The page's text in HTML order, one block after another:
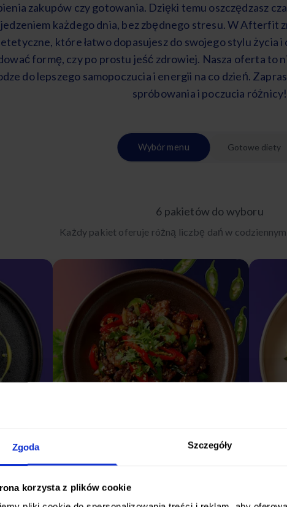
Zgoda Szczegóły
korzysta z plików cookie
zakupów czy gotowania. Dzięki temu oszczędzasz
jedzeniem każdego dnia, bez zbędnego stresu. W Afterfit
które łatwo dopasujesz do swojego stylu życia i
formę, czy po prostu jeść zdrowiej. Nasza oferta to
do lepszego samopoczucia i energii na co dzień.
spróbowania i poczucia różnicy!
Wybór menu Gotowe diety
6 pakietów do wyboru
Każdy pakiet oferuje różną liczbę dań w
STANDARDOWY